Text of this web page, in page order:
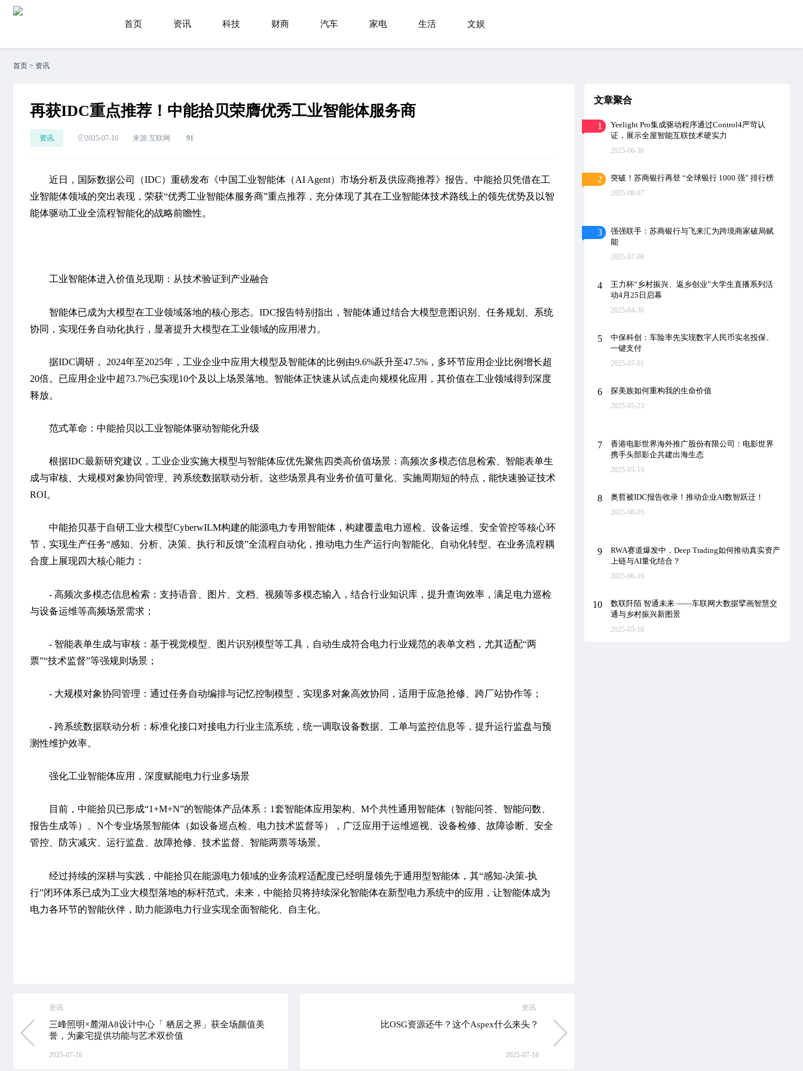
首页 资讯 科技 财商 汽车 家电 生活 文娱
首页 > 资讯
再获IDC重点推荐！中能拾贝荣膺优秀工业智能体服务商
资讯 2025-07-16 来源:互联网 91
近日， 国际数据公司（IDC）重磅发布《中国工业智能体（AI Agent）市场分析及供应商推荐》报告。中能拾贝凭借在工
业智能体领域的突出表现，荣获“优秀工业智能体服务商”重点推荐， 充分体现了其在工业智能体技术路线上的领先优势及以智
能体驱动工业全流程智能化的战略前瞻性。
工业智能体进入价值兑现期：从技术验证到产业融合
智能体已成为大模型在工业领域落地的核心形态。IDC报告特别指出， 智能体通过结合大模型意图识别、任务规划、系统
协同，实现任务自动化执行，显著提升大模型在工业领域的应用潜力 。
据IDC调研， 2024年至2025年，工业企业中应用大模型及智能体的比例由9.6%跃升至47.5%，多环节应用企业比例增长超
20倍。已应用企业中超73.7%已实现10个及以上场景落地。 智能体正快速从试点走向规模化应用，其价值在工业领域得到深度
释放。
范式革命：中能拾贝以工业智能体驱动智能化升级
根据IDC最新研究建议， 工业企业实施大模型与智能体应优先聚焦四类高价值场景：高频次多模态信息检索、智能表单生
成与审核、大规模对象协同管理、跨系统数据联动分析。这些场景具有业务价值可量化、实施周期短的特点，能快速验证技术
ROI。
中能拾贝基于自研工业大模型CyberwILM构建的能源电力专用智能体 ，构建覆盖电力巡检、设备运维、安全管控等核心环
节，实现生产任务“感知、分析、决策、执行和反馈”全流程自动化，推动电力生产运行向智能化、自动化转型。在业务流程耦
合度上展现四大核心能力：
- 高频次多模态信息检索： 支持语音、图片、文档、视频等多模态输入，结合行业知识库，提升查询效率，满足电力巡检
与设备运维等高频场景需求；
- 智能表单生成与审核： 基于视觉模型、图片识别模型等工具，自动生成符合电力行业规范的表单文档，尤其适配“两
票”“技术监督”等强规则场景；
- 大规模对象协同管理： 通过任务自动编排与记忆控制模型，实现多对象高效协同，适用于应急抢修、跨厂站协作等；
- 跨系统数据联动分析： 标准化接口对接电力行业主流系统，统一调取设备数据、工单与监控信息等，提升运行监盘与预
测性维护效率。
强化工业智能体应用，深度赋能电力行业多场景
目前，中能拾贝已形成“1+M+N”的智能体产品体系 ：1套智能体应用架构、M个共性通用智能体（智能问答、智能问数、
报告生成等）、N个专业场景智能体（如设备巡点检、电力技术监督等），广泛应用于运维巡视、设备检修、故障诊断、安全
管控、防灾减灾、运行监盘、故障抢修、技术监督、智能两票等场景。
经过持续的深耕与实践， 中能拾贝在能源电力领域的业务流程适配度已经明显领先于通用型智能体，其“感知-决策-执
行”闭环体系已成为工业大模型落地的标杆范式。未来，中能拾贝将持续深化智能体在新型电力系统中的应用，让智能体成为
电力各环节的智能伙伴，助力能源电力行业实现全面智能化、自主化。
资讯
三峰照明×麓湖A8设计中心「 栖居之界」获全场颜值美
誉，为豪宅提供功能与艺术双价值
2025-07-16
资讯
比OSG资源还牛？这个Aspex什么来头？
2025-07-16
文章聚合
1
Yeelight Pro集成驱动程序通过Control4严苛认
证，展示全屋智能互联技术硬实力
2025-06-30
2 突破！苏商银行再登 “全球银行 1000 强” 排行榜
2025-08-07
3
强强联手：苏商银行与飞来汇为跨境商家破局赋
能
2025-07-08
4
王力杯“乡村振兴、返乡创业”大学生直播系列活
动4月25日启幕
2025-04-30
5
中保科创：车险率先实现数字人民币实名投保、
一键支付
2025-07-01
6 探美族如何重构我的生命价值
2025-05-23
7
香港电影世界海外推广股份有限公司：电影世界
携手头部影企共建出海生态
2025-05-19
8 奥哲被IDC报告收录！推动企业AI数智跃迁！
2025-08-05
9
RWA赛道爆发中，Deep Trading如何推动真实资产
上链与AI量化结合？
2025-06-19
10
数联阡陌 智通未来 ——车联网大数据擘画智慧交
通与乡村振兴新图景
2025-05-18